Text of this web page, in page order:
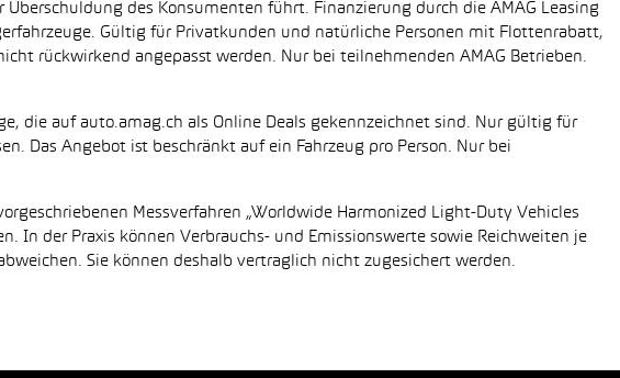
des Konsumenten führt. Finanzierung durch die AMAG Leasing
Gültig für Privatkunden und natürliche Personen mit Flottenrabatt,
rückwirkend angepasst werden. Nur bei teilnehmenden AMAG Betrieben.
die auf auto.amag.ch als Online Deals gekennzeichnet sind. Nur gültig für
Das Angebot ist beschränkt auf ein Fahrzeug pro Person. Nur bei
Messverfahren „Worldwide Harmonized Light-Duty Vehicles
In der Praxis können Verbrauchs- und Emissionswerte sowie Reichweiten je
Sie können deshalb vertraglich nicht zugesichert werden.